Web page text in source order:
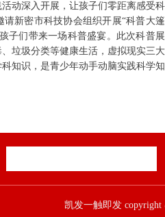
动深入开展，让孩子们零距离感受科
新密市科技协会组织开展“科普大篷
子们带来一场科普盛宴。此次科普展
垃圾分类等健康生活， 虚拟现实三大
科知识，是青少年动手动脑实践科学知
凯发一触即发